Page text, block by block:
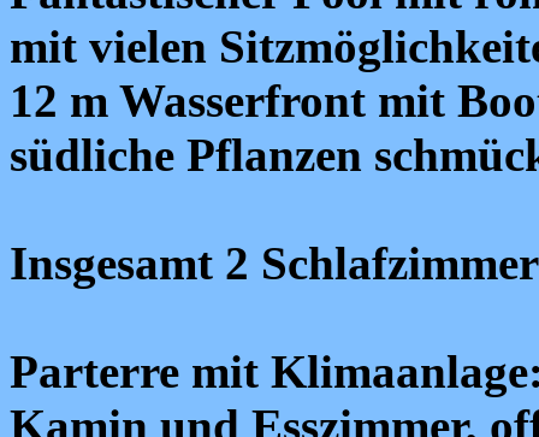
mit vielen
12 m Wasserfront mit
südliche Pflanzen
Insgesamt 2
Parterre mit
Kamin und Esszimmer,